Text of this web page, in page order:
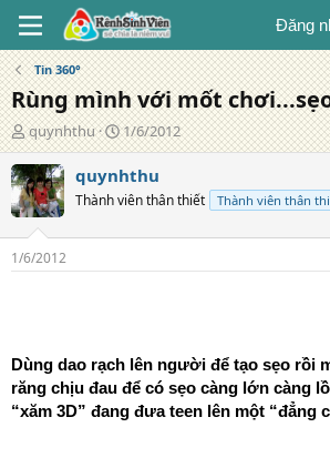
Đăng
Tin 360°
Rùng mình với mốt
T
á
c
g
i
ả
quynhthu
N
g
à
y
đ
g
1/6/2012
quynhthu
Thành viên thân thiết Thành viên thân
1/6/2012
Dùng dao rạch lên người để tạo sẹo rồi
răng chịu đau để có sẹo càng lớn càng
“xăm 3D” đang đưa teen lên một “đẳng